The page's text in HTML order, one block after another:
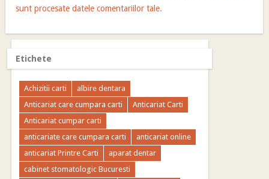
sunt procesate datele comentariilor tale.
Etichete
Achizitii carti
albire dentara
Anticariat care cumpara carti
Anticariat Carti
Anticariat cumpar carti
anticariate care cumpara carti
anticariat online
anticariat Printre Carti
aparat dentar
cabinet stomatologic Bucuresti